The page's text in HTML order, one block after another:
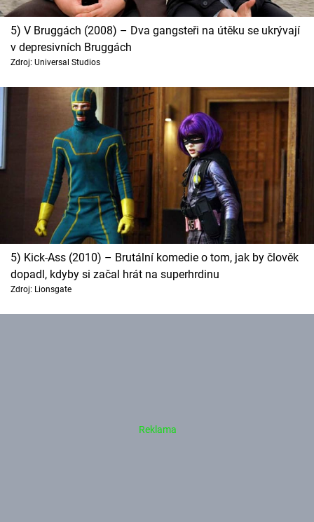
5) V Bruggách (2008) – Dva gangsteři na útěku se ukrývají
v depresivních Bruggách
Zdroj: Universal Studios
5) Kick-Ass (2010) – Brutální komedie o tom, jak by člověk
dopadl, kdyby si začal hrát na superhrdinu
Zdroj: Lionsgate